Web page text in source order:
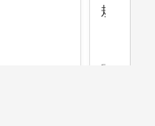
規劃未
圖解:學